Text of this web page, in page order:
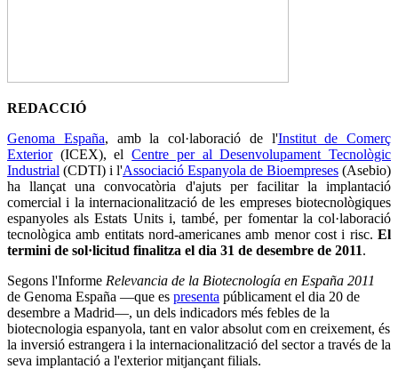
REDACCIÓ
Genoma España, amb la col·laboració de l'Institut de Comerç
Exterior(ICEX), elCentre per al Desenvolupament Tecnològic
Industrial (CDTI) i l'Associació Espanyola de Bioempreses (Asebio)
ha llançat una convocatòria d'ajuts per facilitar la implantació
comercial i la internacionalització de les empreses biotecnològiques
espanyoles als Estats Units i, també, per fomentar la col·laboració
tecnològica amb entitats nord-americanes amb menor cost i risc. El
termini de sol·licitud finalitza el dia 31 de desembre de 2011.
Segons l'Informe Relevancia de la Biotecnología en España 2011
de Genoma España —que es presenta públicament el dia 20 de
desembre a Madrid—, un dels indicadors més febles de la
biotecnologia espanyola, tant en valor absolut com en creixement, és
la inversió estrangera i la internacionalització del sector a través de la
seva implantació a l'exterior mitjançant filials.